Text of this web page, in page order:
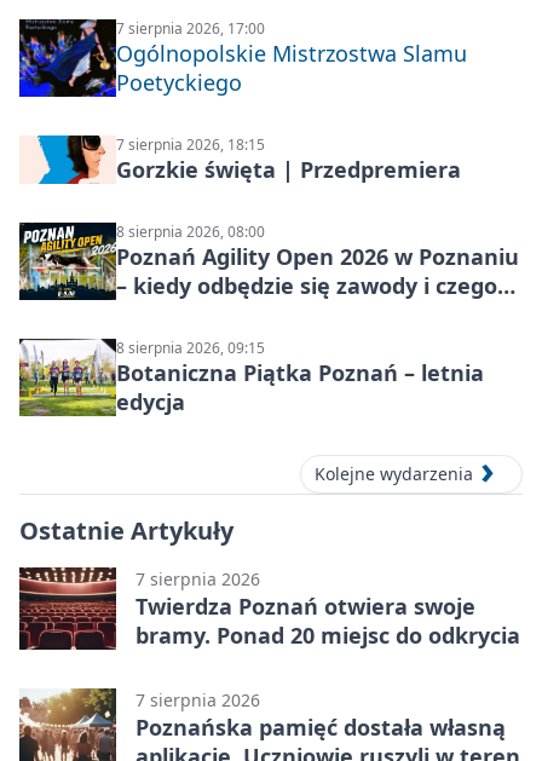
7 sierpnia 2026, 17:00
Ogólnopolskie Mistrzostwa Slamu
Poetyckiego
7 sierpnia 2026, 18:15
Gorzkie święta | Przedpremiera
8 sierpnia 2026, 08:00
Poznań Agility Open 2026 w Poznaniu
– kiedy odbędzie się zawody i czego
8 sierpnia 2026, 09:15
Botaniczna Piątka Poznań – letnia
edycja
Kolejne wydarzenia
Ostatnie Artykuły
7 sierpnia 2026
Twierdza Poznań otwiera swoje
bramy. Ponad 20 miejsc do odkrycia
7 sierpnia 2026
Poznańska pamięć dostała własną